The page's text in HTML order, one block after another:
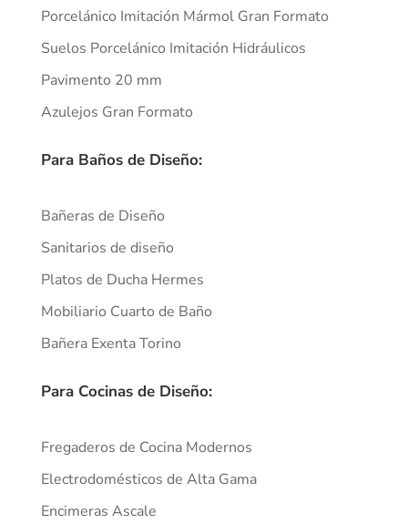
Porcelánico Imitación Mármol Gran Formato
Suelos Porcelánico Imitación Hidráulicos
Pavimento 20 mm
Azulejos Gran Formato
Para Baños de Diseño:
Bañeras de Diseño
Sanitarios de diseño
Platos de Ducha Hermes
Mobiliario Cuarto de Baño
Bañera Exenta Torino
Para Cocinas de Diseño:
Fregaderos de Cocina Modernos
Electrodomésticos de Alta Gama
Encimeras Ascale